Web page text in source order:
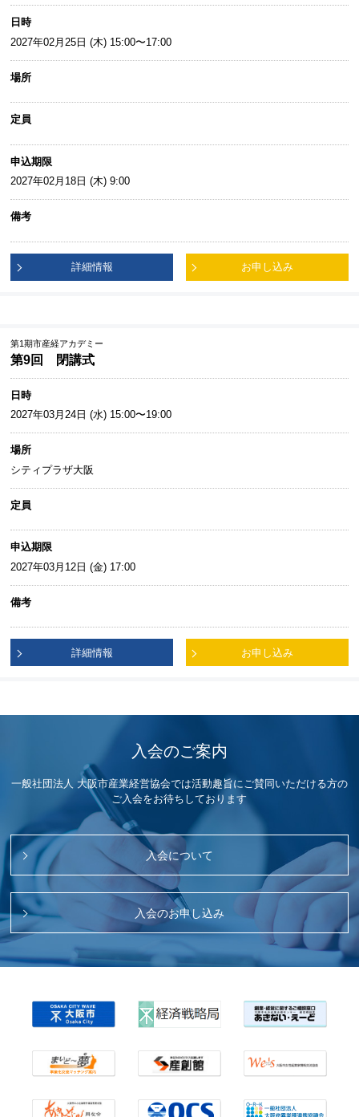
日時
2027年02月25日 (木) 15:00〜17:00
場所
定員
申込期限
2027年02月18日 (木) 9:00
備考
詳細情報 お申し込み
第1期市産経アカデミー
第9回 閉講式
日時
2027年03月24日 (水) 15:00〜19:00
場所
シティプラザ大阪
定員
申込期限
2027年03月12日 (金) 17:00
備考
詳細情報 お申し込み
入会のご案内
一般社団法人 大阪市産業経営協会では活動趣旨にご賛同いただける方の
ご入会をお待ちしております
入会について
入会のお申し込み